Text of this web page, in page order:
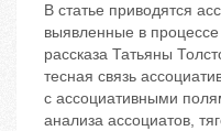
В статье приводятся
выявленные в
рассказа Татьяны
тесная связь
с ассоциативными
анализа ассоциатов,